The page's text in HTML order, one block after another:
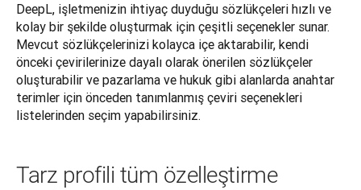
DeepL, işletmenizin ihtiyaç duyduğu sözlükçeleri hızlı ve
kolay bir şekilde oluşturmak için çeşitli seçenekler sunar.
Mevcut sözlükçelerinizi kolayca içe aktarabilir, kendi
önceki çevirilerinize dayalı olarak önerilen sözlükçeler
oluşturabilir ve pazarlama ve hukuk gibi alanlarda anahtar
terimler için önceden tanımlanmış çeviri seçenekleri
listelerinden seçim yapabilirsiniz.
Tarz profili tüm özelleştirme